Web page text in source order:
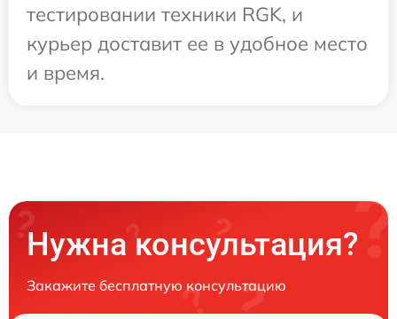
тестировании техники RGK, и
курьер доставит ее в удобное место
и время.
Нужна консультация?
Закажите бесплатную консультацию